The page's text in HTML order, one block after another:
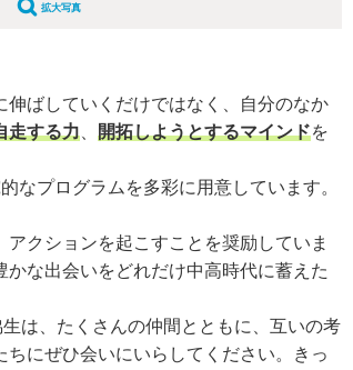
拡大写真
ばしていくだけではなく、自分のなか
走する力 開拓しようとするマインドを
プログラムを多彩に用意しています。
アクションを起こすことを奨励していま
な出会いをどれだけ中高時代に蓄えた
は、たくさんの仲間とともに、互いの考
にぜひ会いにいらしてください。きっ